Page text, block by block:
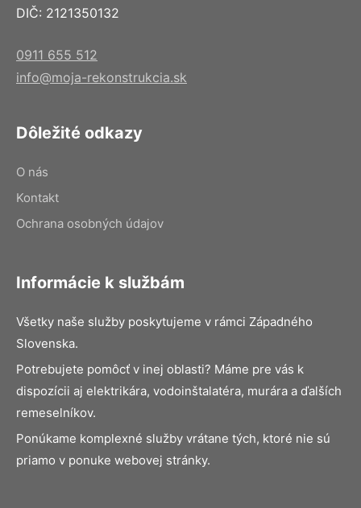
DIČ: 2121350132
0911 655 512
info@moja-rekonstrukcia.sk
Dôležité odkazy
O nás
Kontakt
Ochrana osobných údajov
Informácie k službám
Všetky naše služby poskytujeme v rámci Západného
Slovenska.
Potrebujete pomôcť v inej oblasti? Máme pre vás k
dispozícii aj elektrikára, vodoinštalatéra, murára a ďalších
remeselníkov.
Ponúkame komplexné služby vrátane tých, ktoré nie sú
priamo v ponuke webovej stránky.